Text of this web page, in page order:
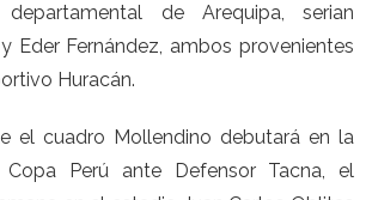
de Arequipa, serian
Eder Fernández, ambos provenientes
Huracán.
el cuadro Mollendino debutará en la
Perú ante Defensor Tacna, el